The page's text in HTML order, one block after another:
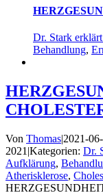
Dr. Stark
Behandlung,
Von Thomas|2021-
2021 |Kategorien: Dr.
Aufklärung,
Atherisklerose,